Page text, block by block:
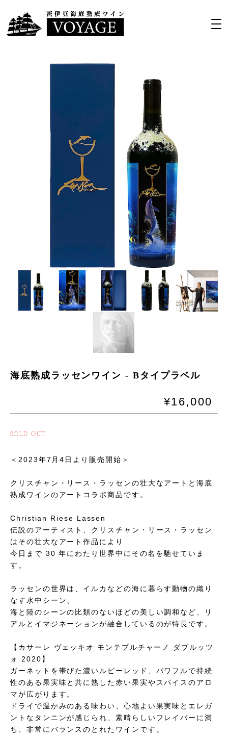
海底熟成ラッセンワイン - Bタイプラベル
¥16,000
SOLD OUT
＜2023年7月4日より販売開始＞
クリスチャン・リース・ラッセンの壮大なアートと海底
熟成ワインのアートコラボ商品です。
Christian Riese Lassen
伝説のアーティスト、クリスチャン・リース・ラッセン
はその壮大なアート作品により
今日まで 30 年にわたり世界中にその名を馳せていま
す。
ラッセンの世界は、イルカなどの海に暮らす動物の織り
なす水中シーン、
海と陸のシーンの比類のないほどの美しい調和など、リ
アルとイマジネーションが融合しているのが特長です。
【カサーレ ヴェッキオ モンテプルチャーノ ダブルッツ
ォ 2020】
ガーネットを帯びた濃いルビーレッド、パワフルで持続
性のある果実味と共に熟した赤い果実やスパイスのアロ
マが広がります。
ドライで温かみのある味わい、心地よい果実味とエレガ
ントなタンニンが感じられ、素晴らしいフレイバーに満
ち、非常にバランスのとれたワインです。